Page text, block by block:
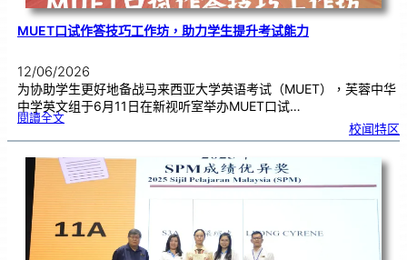
MUET口试作答技巧工作坊，助力学生提升考试能力
12/06/2026
为协助学生更好地备战马来西亚大学英语考试（MUET），芙蓉中华
中学英文组于6月11日在新视听室举办MUET口试…
閱讀全文:
M
T
试
作
答
技
巧
工
力
学
生
提
校闻特区